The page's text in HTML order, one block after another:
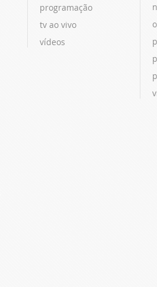
programação
tv ao vivo
vídeos